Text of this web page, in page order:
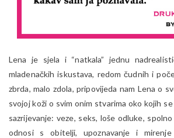
Lena je sjela i “natkala” jednu
mladenačkih iskustava, redom čudnih i
zbrda, malo zdola, pripovijeda nam Lena o
svojoj koži o svim onim stvarima oko kojih
sazrijevanje: veze, seks, loše odluke,
odnosi s obitelji, upoznavanje i